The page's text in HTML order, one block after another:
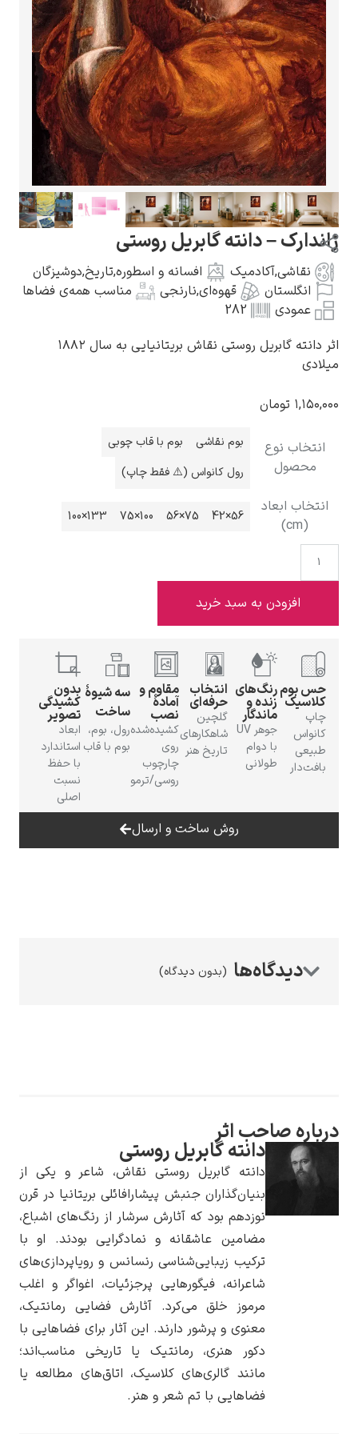
گوستاو کلیمت
ادوارد مونک
کامی پیسارو
ادگار دگا
لودویگ دویچ
رامبرانت
یوهانس فرمیر
پرفروش‌ترین
تابلوها
ژاندارک – دانته گابریل روستی
نقاشی,آکادمیک افسانه و اسطوره,تاریخ,دوشیزگان
انگلستان
قهوه‌ای,نارنجی
مناسب همه‌ی فضاها
عمودی
282
اثر دانته گابریل روستی نقاش بریتانیایی به سال ۱۸۸۲
میلادی
۱,۱۵۰,۰۰۰ تومان
انتخاب نوع
محصول
بوم نقاشی
بوم با قاب چوبی
رول کانواس (⚠️ فقط چاپ)
انتخاب ابعاد
(cm)
56×42
75×56
100×75
133×100
افزودن به سبد خرید
حس بوم
کلاسیک
چاپ
کانواس
طبیعی
بافت‌دار
رنگ‌های
زنده و
ماندگار
جوهر UV
با دوام
طولانی
انتخاب
حرفه‌ای
گلچین
شاهکارهای
تاریخ هنر
مقاوم و
آمادهٔ
نصب
کشیده‌شده
روی
چارچوب
روسی/ترمو
سه شیوهٔ
ساخت
رول، بوم،
بوم با قاب
بدون
کشیدگی
تصویر
ابعاد
استاندارد
با حفظ
نسبت
اصلی
روش ساخت و ارسال
(بدون دیدگاه)
درباره صاحب اثر
دانته گابریل روستی
دانته گابریل روستی نقاش، شاعر و یکی از
بنیان‌گذاران جنبش پیشارافائلی بریتانیا در قرن
نوزدهم بود که آثارش سرشار از رنگ‌های اشباع،
مضامین عاشقانه و نمادگرایی بودند. او با
ترکیب زیبایی‌شناسی رنسانس و رویاپردازی‌های
شاعرانه، فیگورهایی پرجزئیات، اغواگر و اغلب
مرموز خلق می‌کرد. آثارش فضایی رمانتیک،
معنوی و پرشور دارند. این آثار برای فضاهایی با
دکور هنری، رمانتیک یا تاریخی مناسب‌اند؛
مانند گالری‌های کلاسیک، اتاق‌های مطالعه یا
فضاهایی با تم شعر و هنر.